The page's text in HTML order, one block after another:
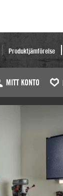
Produktjämförelse
MITT KONTO